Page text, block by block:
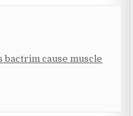
bactrim cause muscle